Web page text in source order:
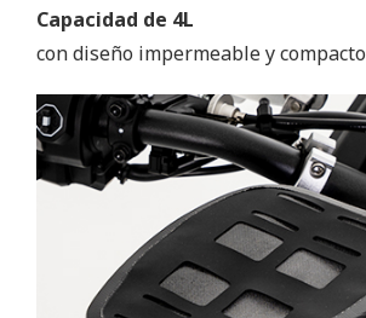
Capacidad de 4L
con diseño impermeable y compacto